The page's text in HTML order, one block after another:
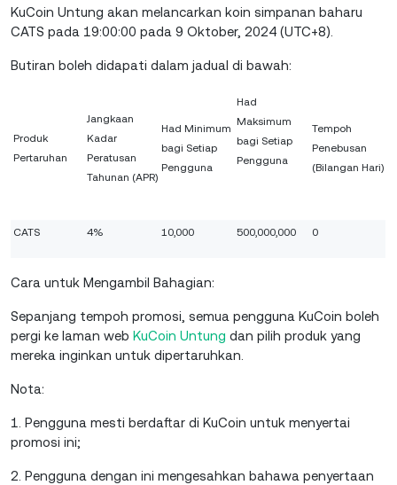
KuCoin Untung akan melancarkan koin simpanan baharu
CATS pada 19:00:00 pada 9 Oktober, 2024 (UTC+8).
Butiran boleh didapati dalam jadual di bawah:
Produk
Pertaruhan
Jangkaan
Kadar
Peratusan
Tahunan (APR)
Had Minimum
bagi Setiap
Pengguna
Had
Maksimum
bagi Setiap
Pengguna
Tempoh
Penebusan
(Bilangan Hari)
CATS 4% 10,000 500,000,000 0
Cara untuk Mengambil Bahagian:
Sepanjang tempoh promosi, semua pengguna KuCoin boleh
pergi ke laman web KuCoin Untung dan pilih produk yang
mereka inginkan untuk dipertaruhkan.
Nota:
1. Pengguna mesti berdaftar di KuCoin untuk menyertai
promosi ini;
2. Pengguna dengan ini mengesahkan bahawa penyertaan